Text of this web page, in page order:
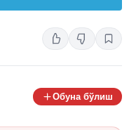
Обуна бўлиш